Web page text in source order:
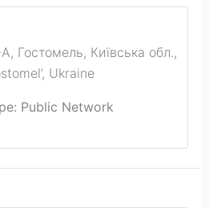
Гостомель, Київська обл.,
, Ukraine
Public Network